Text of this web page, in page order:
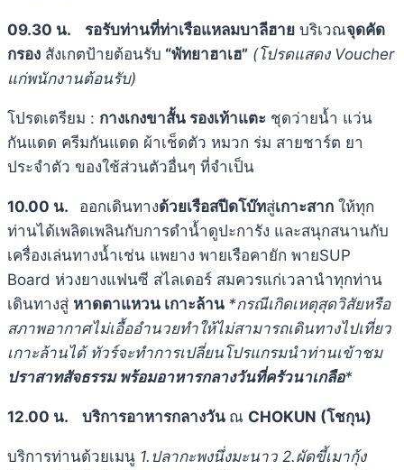
09.30 น. รอรับท่านที่ท่าเรือแหลมบาลีฮาย บริเวณจุดคัด
กรอง สังเกตป้ายต้อนรับ “พัทยาฮาเฮ” (โปรดแสดงVoucher
แก่พนักงานต้อนรับ)
โปรดเตรียม : กางเกงขาสั้น รองเท้าแตะ ชุดว่ายน้ำ แว่น
กันแดด ครีมกันแดด ผ้าเช็ดตัว หมวก ร่ม สายชาร์ต ยา
ประจำตัว ของใช้ส่วนตัวอื่นๆ ที่จำเป็น
10.00 น. ออกเดินทางด้วยเรือสปีดโบ๊ทสู่เกาะสาก ให้ทุก
ท่านได้เพลิดเพลินกับการดำน้ำดูปะการัง และสนุกสนานกับ
เครื่องเล่นทางน้ำเช่น แพยาง พายเรือคายัก พายSUP
Board ห่วงยางแฟนซี สไลเดอร์ สมควรแก่เวลานำทุกท่าน
เดินทางสู่ หาดตาแหวน เกาะล้าน *กรณีเกิดเหตุสุดวิสัยหรือ
สภาพอากาศไม่เอื้ออำนวยทำให้ไม่สามารถเดินทางไปเที่ยว
เกาะล้านได้ ทัวร์จะทำการเปลี่ยนโปรแกรมนำท่านเข้าชม
ปราสาทสัจธรรม พร้อมอาหารกลางวันที่ครัวนาเกลือ*
12.00 น. บริการอาหารกลางวัน ณ CHOKUN (โชกุน)
บริการท่านด้วยเมนู 1.ปลากะพงนึ่งมะนาว 2.ผัดขี้เมากุ้ง